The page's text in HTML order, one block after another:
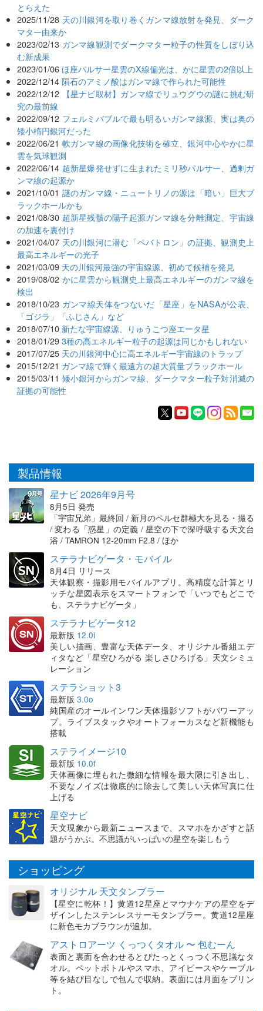
とらえた
2025/11/28 天の川銀河を取り巻くガンマ線放射を発見、ダーク
マター由来か
2023/02/13 ガンマ線観測でダークマター粒子の性質をしぼり込
む新成果
2023/01/06 ほ座パルサー星雲のX線偏光は、かに星雲の2倍以上
2022/12/14 隕石のアミノ酸はガンマ線で作られた可能性
2022/12/12
【星ナビ取材】ガンマ線でリュウグウの謎に挑む研
究の最前線
2022/09/12 フェルミバブルで最も明るいガンマ線源、実は奥の
矮小楕円銀河だった
2022/06/21 軟ガンマ線の画像化技術を確立、銀河中心やかに星
雲を気球観測
2022/06/14 超新星爆発せずに生まれたミリ秒パルサー、過剰ガ
ンマ線の起源か
2021/10/01 謎のガンマ線・ニュートリノの源は「暗い」巨大ブ
ラックホールかも
2021/08/30 超新星残骸の陽子起源ガンマ線を分離測定、宇宙線
の加速を裏付け
2021/04/07 天の川銀河に潜む「ペバトロン」の証拠、観測史上
最高エネルギーの光子
2021/03/09 天の川銀河最強の宇宙線源、初めて候補を発見
2019/08/02 かに星雲から観測史上最高エネルギーのガンマ線を
検出
2018/10/23 ガンマ線天体をつないだ「星座」をNASAが公表、
「ゴジラ」「ふじさん」など
2018/07/10 新たな宇宙線源、りゅうこつ座エータ星
2018/01/29 3種の高エネルギー粒子の起源は同じかもしれない
2017/07/25 天の川銀河中心に高エネルギー宇宙線のトラップ
2015/12/21 ガンマ線で輝く最遠方の超大質量ブラックホール
2015/03/11 矮小銀河からガンマ線、ダークマター粒子対消滅の
証拠の可能性
製品情報
星ナビ 2026年9月号
8月5日 発売
「宇宙兄弟」最終回 / 新月のペルセ群極大を見る・撮る
/ 変わる「惑星」の定義 / 星空の下で深呼吸する天文台
浴 / TAMRON 12-20mm F2.8 / ほか
ステラナビゲータ・モバイル
8月4日 リリース
天体観察・撮影用モバイルアプリ。高精度な計算とリ
ッチな星図表示をスマートフォンで「いつでもどこで
も、ステラナビゲータ」
ステラナビゲータ12
最新版 12.0i
美しい描画、豊富な天体データ、オリジナル番組エデ
ィタなど「星空ひろがる 楽しさひろげる」天文シミュ
レーション
ステラショット3
最新版 3.0o
純国産のオールインワン天体撮影ソフトがパワーアッ
プ。ライブスタックやオートフォーカスなど新機能も
搭載
ステライメージ10
最新版 10.0f
天体画像に埋もれた微細な情報を最大限に引き出し、
不要なノイズは徹底的に除去して美しい天体写真に仕
上げる
星空ナビ
天文現象から最新ニュースまで、スマホをかざすと話
題がうかぶ。不思議がいっぱいの星空を楽しもう
ショッピング
オリジナル 天文タンブラー
【星空に乾杯！】黄道12星座とマウナケアの星空をデ
ザインしたステンレスサーモタンブラー。黄道12星座
に新色モカブラウンが追加。
アストロアーツ くっつくタオル 〜 包むーん
表面と裏面を合わせるとぴたっとくっつく不思議なタ
オル。ペットボトルやスマホ、アイピースやケーブル
等を結び目なしで包んで収納。表面には月面をプリン
ト。